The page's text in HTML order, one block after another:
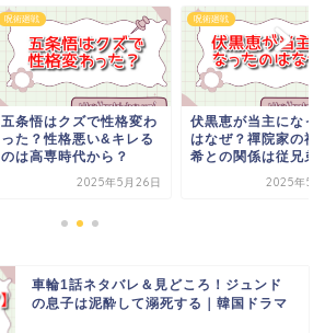
呪術廻戦
伏黒恵が当主になったの
はなぜ？禪院家の禅院真
希との関係は従兄弟？
2025年5月20日
呪術廻戦
五条悟は結婚してる
者？好きなタイプや
物は？
2025年5
車輪1話ネタバレ＆見どころ！ジュンド
の息子は泥酔して溺死する｜韓国ドラマ